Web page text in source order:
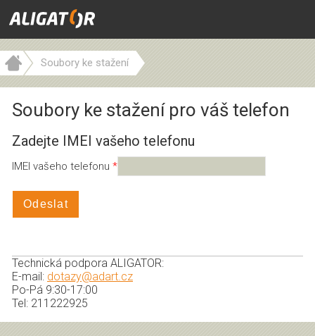
Soubory ke stažení
Soubory ke stažení pro váš telefon
Zadejte IMEI vašeho telefonu
IMEI vašeho telefonu
Odeslat
Technická podpora ALIGATOR:
E-mail: dotazy@adart.cz
Po-Pá 9:30-17:00
Tel: 211222925